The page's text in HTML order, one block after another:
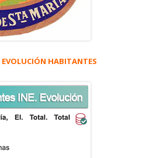
EVOLUCIÓN HABITANTES